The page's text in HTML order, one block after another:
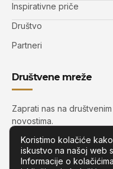
Inspirativne priče
Društvo
Partneri
Društvene mreže
Zaprati nas na
novostima.
Koristimo kolačiće
iskustvo na našoj web
Informacije o